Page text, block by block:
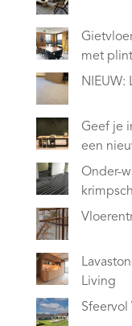
met
NIEUW:
Geef je
een
Onder-
Living